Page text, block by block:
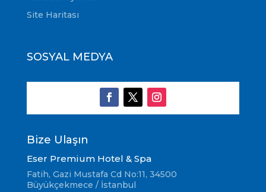
Site Haritası
SOSYAL MEDYA
Bize Ulaşın
Eser Premium Hotel & Spa
Fatih, Gazi Mustafa Cd No:11, 34500
Büyükçekmece / İstanbul